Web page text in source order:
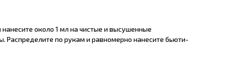
около 1 мл на чистые и высушенные
Распределите по рукам и равномерно нанесите бьюти-